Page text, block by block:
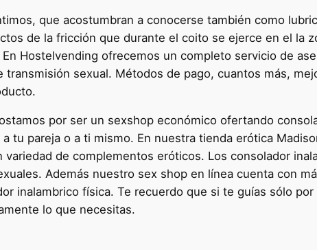
que acostumbran a conocerse también como
de la fricción que durante el coito se ejerce en el la
Hostelvending ofrecemos un completo servicio de
transmisión sexual. Métodos de pago, cuantos más,
por ser un sexshop económico ofertando
a tu pareja o a ti mismo. En nuestra tienda erótica
variedad de complementos eróticos. Los consolador
Además nuestro sex shop en línea cuenta con
inalambrico física. Te recuerdo que si te guías sólo
lo que necesitas.